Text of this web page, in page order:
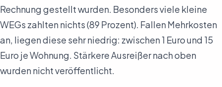
Rechnung gestellt wurden. Besonders viele kleine
WEGs zahlten nichts (89 Prozent). Fallen Mehrkosten
an, liegen diese sehr niedrig: zwischen 1 Euro und 15
Euro je Wohnung. Stärkere Ausreißer nach oben
wurden nicht veröffentlicht.